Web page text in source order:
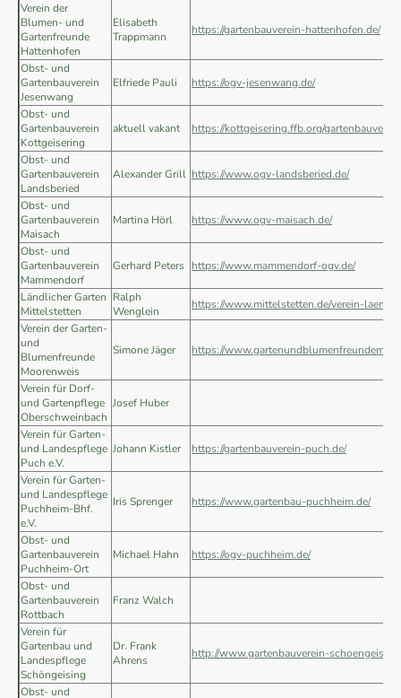
Verein der
Blumen- und
Gartenfreunde
Hattenhofen
Elisabeth
Trappmann
https://gartenbauverein-hattenhofen.de/
Obst- und
Gartenbauverein
Jesenwang
Elfriede Pauli https://ogv-jesenwang.de/
Obst- und
Gartenbauverein
Kottgeisering
aktuell vakant https://kottgeisering.ffb.org/
Obst- und
Gartenbauverein
Landsberied
Alexander Grill https://www.ogv-landsberied.de/
Obst- und
Gartenbauverein
Maisach
Martina Hörl https://www.ogv-maisach.de/
Obst- und
Gartenbauverein
Mammendorf
Gerhard Peters https://www.mammendorf-ogv.de/
Ländlicher Garten
Mittelstetten
Ralph
Wenglein
https://www.mittelstetten.de/verein-
Verein der Garten-
und
Blumenfreunde
Moorenweis
Simone Jäger https://
Verein für Dorf-
und Gartenpflege
Oberschweinbach
Josef Huber
Verein für Garten-
und Landespflege
Puch e.V.
Johann Kistler https://gartenbauverein-puch.de/
Verein für Garten-
und Landespflege
Puchheim-Bhf.
e.V.
Iris Sprenger https://www.gartenbau-puchheim.de/
Obst- und
Gartenbauverein
Puchheim-Ort
Michael Hahn https://ogv-puchheim.de/
Obst- und
Gartenbauverein
Rottbach
Franz Walch
Verein für
Gartenbau und
Landespflege
Schöngeising
Dr. Frank
Ahrens
http://www.gartenbauverein-
Obst- und